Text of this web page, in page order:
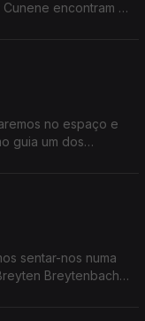
encontram as
no espaço e
guia um dos
sentar-nos numa
Breytenbach,